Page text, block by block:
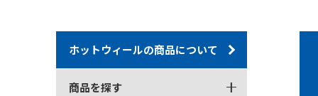
ホットウィールの商品について
商品を探す